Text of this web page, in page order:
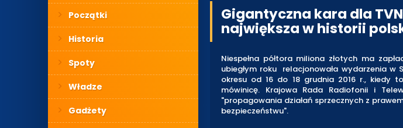
Początki
Historia
Spoty
Władze
Gadżety
Gigantyczna kara dla
największa w historii
Niespełna półtora miliona złotych ma
ubiegłym roku relacjonowała wydarzenia w
okresu od 16 do 18 grudnia 2016 r., kiedy
mówinicę. Krajowa Rada Radiofonii i
"propagowania działań sprzecznych z
bezpieczeństwu".